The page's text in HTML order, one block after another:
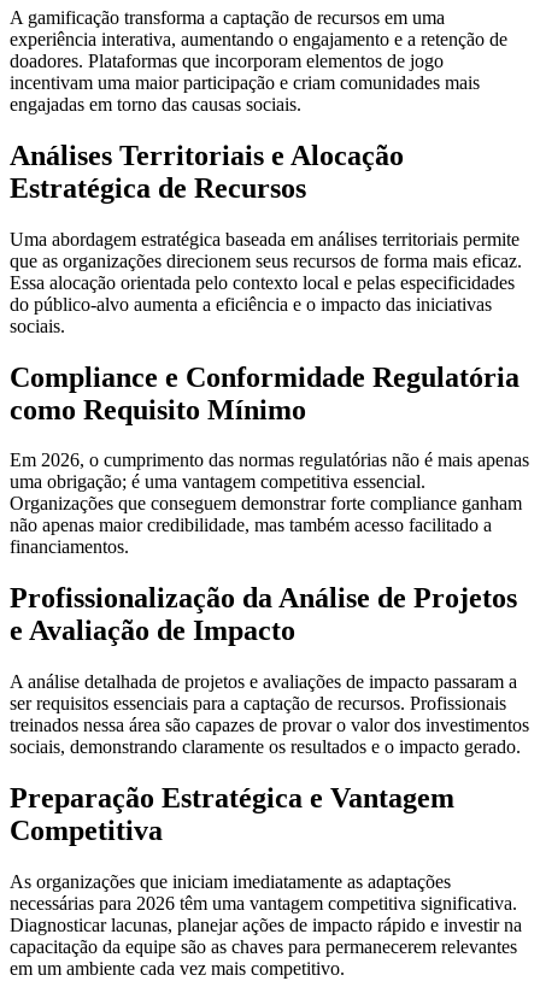
A gamificação transforma a captação de recursos em uma
experiência interativa, aumentando o engajamento e a retenção de
doadores. Plataformas que incorporam elementos de jogo
incentivam uma maior participação e criam comunidades mais
engajadas em torno das causas sociais.
Análises Territoriais e Alocação
Estratégica de Recursos
Uma abordagem estratégica baseada em análises territoriais permite
que as organizações direcionem seus recursos de forma mais eficaz.
Essa alocação orientada pelo contexto local e pelas especificidades
do público-alvo aumenta a eficiência e o impacto das iniciativas
sociais.
Compliance e Conformidade Regulatória
como Requisito Mínimo
Em 2026, o cumprimento das normas regulatórias não é mais apenas
uma obrigação; é uma vantagem competitiva essencial.
Organizações que conseguem demonstrar forte compliance ganham
não apenas maior credibilidade, mas também acesso facilitado a
financiamentos.
Profissionalização da Análise de Projetos
e Avaliação de Impacto
A análise detalhada de projetos e avaliações de impacto passaram a
ser requisitos essenciais para a captação de recursos. Profissionais
treinados nessa área são capazes de provar o valor dos investimentos
sociais, demonstrando claramente os resultados e o impacto gerado.
Preparação Estratégica e Vantagem
Competitiva
As organizações que iniciam imediatamente as adaptações
necessárias para 2026 têm uma vantagem competitiva significativa.
Diagnosticar lacunas, planejar ações de impacto rápido e investir na
capacitação da equipe são as chaves para permanecerem relevantes
em um ambiente cada vez mais competitivo.